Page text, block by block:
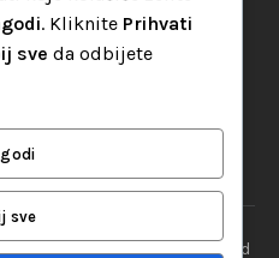
pridržana© 2026 || Designed
. Kliknite Prihvati
sve da odbijete
sve